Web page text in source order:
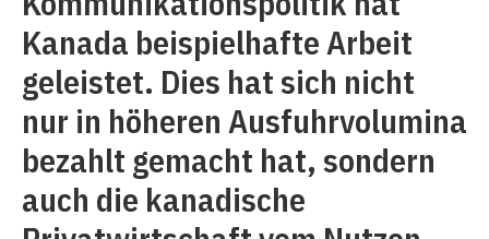
Kanada beispielhafte Arbeit
geleistet. Dies hat sich nicht
nur in höheren Ausfuhrvolumina
bezahlt gemacht hat, sondern
auch die kanadische